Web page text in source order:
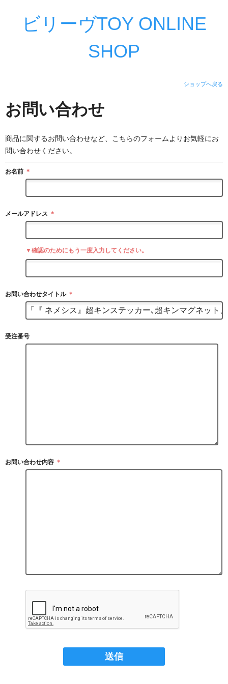
ビリーヴTOY ONLINE
SHOP
ショップへ戻る
お問い合わせ
商品に関するお問い合わせなど、こちらのフォームよりお気軽にお
問い合わせください。
お名前 ＊
メールアドレス ＊
▼確認のためにもう一度入力してください。
お問い合わせタイトル ＊
受注番号
お問い合わせ内容 ＊